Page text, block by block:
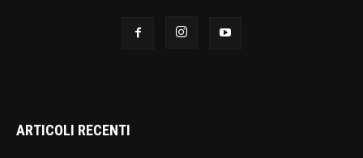
ARTICOLI RECENTI